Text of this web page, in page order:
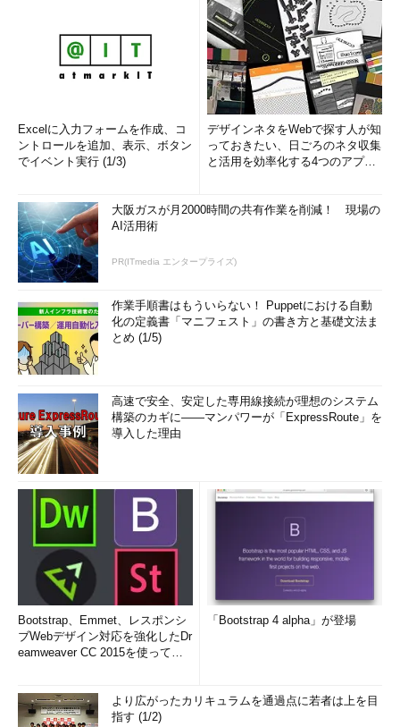
Androidで認証アプリによるDropbox
の2段階認証を有効化する（その8）
めて起動したGoogle認証システムの初
期画面。
（2）これをタップして次へ進む。
Androidで認証アプリによるDropbox
されるQRコードを撮影することで関連
付けを行う。本稿では、こちらをタップ
Excelに入力フォームを作成、コ
ントロールを追加、表示、ボタン
でイベント実行 (1/3)
デザインネタをWebで探す人が知
っておきたい、日ごろのネタ収集
と活用を効率化する4つのアプリ
大阪ガスが月2000時間の共有作業を削減！ 現場の
AI活用術
PR(ITmedia エンタープライズ)
作業手順書はもういらない！ Puppetにおける自動
化の定義書「マニフェスト」の書き方と基礎文法ま
とめ (1/5)
高速で安全、安定した専用線接続が理想のシステム
構築のカギに――マンパワーが「ExpressRoute」を
導入した理由
Bootstrap、Emmet、レスポンシ
ブWebデザイン対応を強化したDr
eamweaver CC 2015を使って
「Bootstrap 4 alpha」が登場
より広がったカリキュラムを通過点に若者は上を目
指す (1/2)